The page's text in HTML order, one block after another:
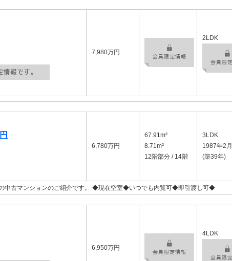
7,980万円
2LDK
6,780万円
67.91m²
8.71m²
12階部分 / 14階
3LDK
1987年2月
(築39年)
中古マンションのご紹介です。 ◆現在空室◆いつでも内覧可◆即引渡し可◆
6,950万円
4LDK